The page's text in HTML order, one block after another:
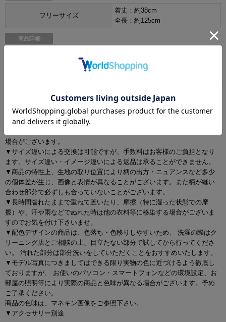
フリーサイズ
着丈：約38cm
全長：約125cm
商品詳細
[透け] あり
ご注意
場合がございます。
▼サイズ違いによる交換は可能ですが、手数料はお客様のご負担となり
ます。サイズ違い・イメージ違いによる返品は承ることができません。
▼商品の特性上、生地の取り位置により柄の出方・ニュアンスなど多少
の個体差が生じ、画像と表情が異なることがございます。また柄が縫い
合わせ部分で必ずしも合っていないことがございます。
▼長時間濡れたままで重ねて置いたり、摩擦（特に湿った状態での摩
擦）や、汗や雨などでぬれた時は他の衣料等に移染する場合がございま
すのでお気を付け下さいませ。
▼配色デザインの商品は、色落ち・色移りしやすいため、 洗濯の際はク
リーニング店とご相談の上、目立たない部分で試してから行ってくださ
い。 汚れた部分は部分洗いをしていただくことをおすすめいたします。
▼モデル写真につきましてはできる限り実物の色に近づけるよう徹底し
ておりますが、 お使いのパソコン・スマートフォンなどの環境設定、お
部屋の照明等により実際の商品と色味が異なる場合がございます。予め
ご了承ください。
商品の色味は、マネキン画像をご参照下さい。
▼アクセサリー別途